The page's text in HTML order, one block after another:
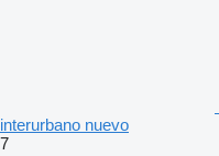
interurbano nuevo
7